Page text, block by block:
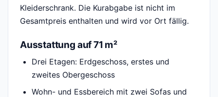
Kleiderschrank. Die Kurabgabe ist nicht im
Gesamtpreis enthalten und wird vor Ort fällig.
Ausstattung auf 71 m²
Drei Etagen: Erdgeschoss, erstes und
zweites Obergeschoss
Wohn- und Essbereich mit zwei Sofas und